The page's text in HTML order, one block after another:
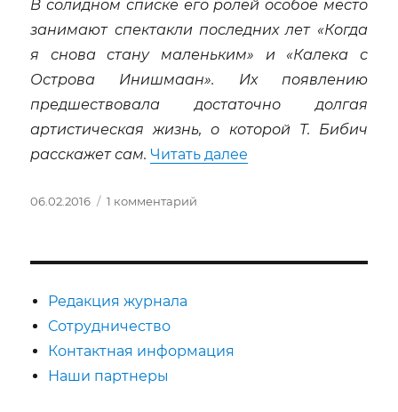
В солидном списке его ролей особое место
занимают спектакли последних лет «Когда
я снова стану маленьким» и «Калека с
Острова Инишмаан». Их появлению
предшествовала достаточно долгая
артистическая жизнь, о которой Т. Бибич
расскажет сам. Читать далее
Опубликовано
06.02.2016 1 комментарий
,штрихи
Редакция журнала
Сотрудничество
Контактная информация
Наши партнеры